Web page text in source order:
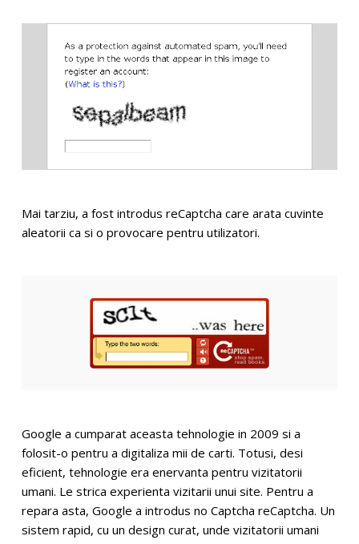
Mai tarziu, a fost introdus reCaptcha care arata cuvinte
aleatorii ca si o provocare pentru utilizatori.
Google a cumparat aceasta tehnologie in 2009 si a
folosit-o pentru a digitaliza mii de carti. Totusi, desi
eficient, tehnologie era enervanta pentru vizitatorii
umani. Le strica experienta vizitarii unui site. Pentru a
repara asta, Google a introdus no Captcha reCaptcha. Un
sistem rapid, cu un design curat, unde vizitatorii umani